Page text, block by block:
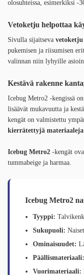
olosuhteissa, esimerkiksi -
Vetoketju helpottaa
Sivulla sijaitseva vetoketju
pukemisen ja riisumisen
valinnan niin lyhyille
Kestävä rakenne
Icebug Metro2 -kengissä on
lisäävät mukavuutta ja
kengät on valmistettu
kierrätettyjä materiaaleja
Icebug Metro2 -kengät
tummabeige ja harmaa.
Icebug Metro2
Tyyppi:
Sukupuoli: Naiset
Ominaisuudet:
Päällismateriaali:
Vuorimateriaali: